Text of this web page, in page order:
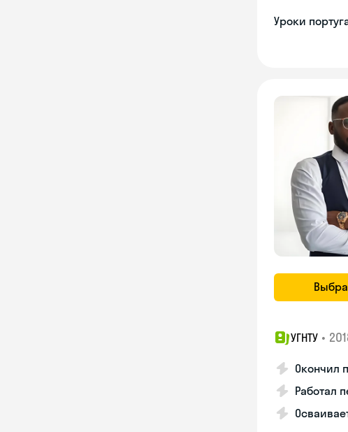
Уроки
УГНТУ •
Окончил
Работал